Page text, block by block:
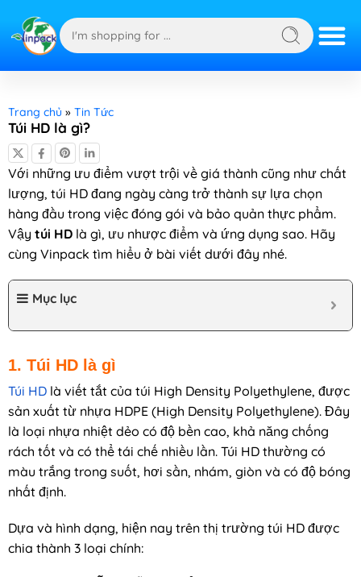
Trang chủ » Tin Tức
Túi HD là gì?
Với những ưu điểm vượt trội về giá thành cũng như chất
lượng, túi HD đang ngày càng trở thành sự lựa chọn
hàng đầu trong việc đóng gói và bảo quản thực phẩm.
Vậy túi HD là gì, ưu nhược điểm và ứng dụng sao. Hãy
cùng Vinpack tìm hiểu ở bài viết dưới đây nhé.
Mục lục
1. Túi HD là gì
Túi HD là viết tắt của túi High Density Polyethylene, được
sản xuất từ nhựa HDPE (High Density Polyethylene). Đây
là loại nhựa nhiệt dẻo có độ bền cao, khả năng chống
rách tốt và có thể tái chế nhiều lần. Túi HD thường có
màu trắng trong suốt, hơi sần, nhám, giòn và có độ bóng
nhất định.
Dựa và hình dạng, hiện nay trên thị trường túi HD được
chia thành 3 loại chính: